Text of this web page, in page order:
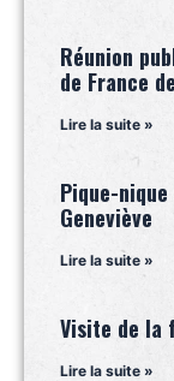
Réunion
de France
Lire la suite »
Pique-
Geneviève
Lire la suite »
Visite de la
Lire la suite »